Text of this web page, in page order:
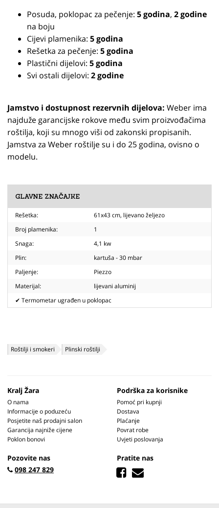
Posuda, poklopac za pečenje: 5 godina, 2 godine
na boju
Cijevi plamenika: 5 godina
Rešetka za pečenje: 5 godina
Plastični dijelovi: 5 godina
Svi ostali dijelovi: 2 godine
Jamstvo i dostupnost rezervnih dijelova: Weber ima
najduže garancijske rokove među svim proizvođačima
roštilja, koji su mnogo viši od zakonski propisanih.
Jamstva za Weber roštilje su i do 25 godina, ovisno o
modelu.
GLAVNE ZNAČAJKE
Rešetka:
61x43 cm, lijevano željezo
Broj plamenika:
1
Snaga:
4,1 kw
Plin:
kartuša - 30 mbar
Paljenje:
Piezzo
Materijal:
lijevani aluminij
✔ Termometar ugrađen u poklopac
Roštilji i smokeri Plinski roštilji
Kralj Žara
O nama
Informacije o poduzeću
Posjetite naš prodajni salon
Garancija najniže cijene
Poklon bonovi
Podrška za korisnike
Pomoć pri kupnji
Dostava
Plaćanje
Povrat robe
Uvjeti poslovanja
Pozovite nas
098 247 829
Pratite nas